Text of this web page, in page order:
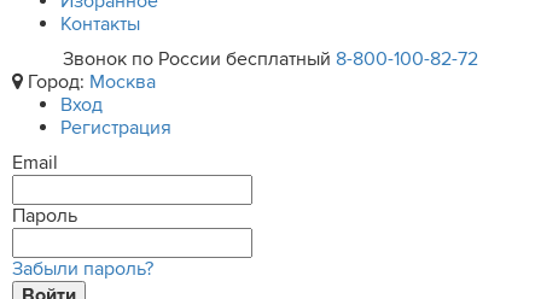
Контакты
Звонок по России бесплатный 8-800-100-82-72
Город: Москва
Вход
Регистрация
Email
Пароль
Забыли пароль?